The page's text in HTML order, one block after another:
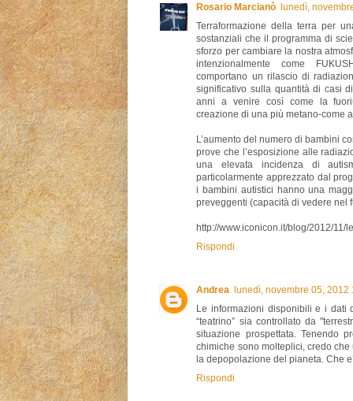
Rosario Marcianò lunedì,
Terraformazione della terra per
sostanziali che il programma di
sforzo per cambiare la nostra
intenzionalmente come
comportano un rilascio di
significativo sulla quantità di casi
anni a venire così come la
creazione di una più metano-come
L’aumento del numero di bambini
prove che l’esposizione alle
una elevata incidenza di
particolarmente apprezzato dal
i bambini autistici hanno una
preveggenti (capacità di vedere nel
http://www.iconicon.it/blog/2012/11/
Rispondi
Andrea lunedì, novembre 05, 2012
Le informazioni disponibili e i dati
“teatrino” sia controllato da
situazione prospettata. Tenendo
chimiche sono molteplici, credo
la depopolazione del pianeta. Che
Rispondi